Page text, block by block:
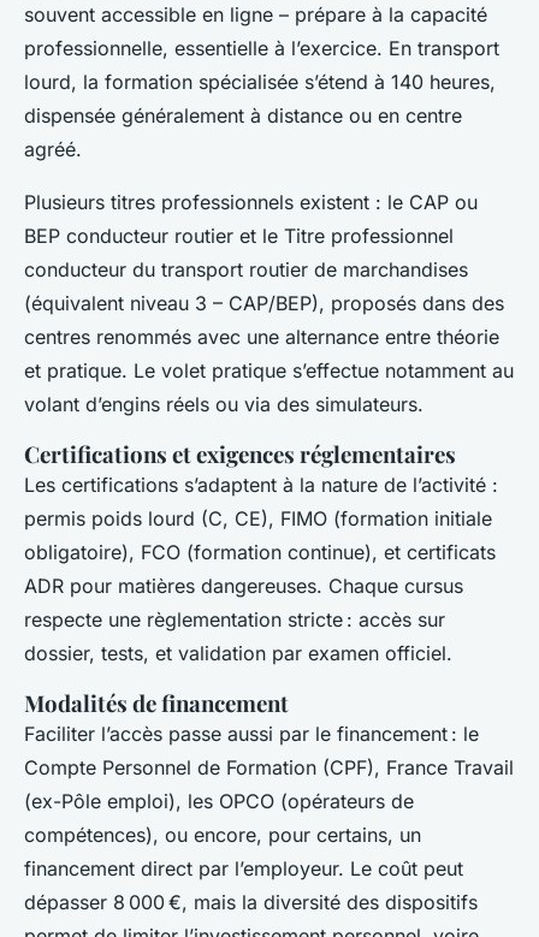
souvent accessible en ligne – prépare à la capacité
professionnelle, essentielle à l’exercice. En transport
lourd, la formation spécialisée s’étend à 140 heures,
dispensée généralement à distance ou en centre
agréé.
Plusieurs titres professionnels existent : le CAP ou
BEP conducteur routier et le Titre professionnel
conducteur du transport routier de marchandises
(équivalent niveau 3 – CAP/BEP), proposés dans des
centres renommés avec une alternance entre théorie
et pratique. Le volet pratique s’effectue notamment au
volant d’engins réels ou via des simulateurs.
Certifications et exigences réglementaires
Les certifications s’adaptent à la nature de l’activité :
permis poids lourd (C, CE), FIMO (formation initiale
obligatoire), FCO (formation continue), et certificats
ADR pour matières dangereuses. Chaque cursus
respecte une règlementation stricte : accès sur
dossier, tests, et validation par examen officiel.
Modalités de financement
Faciliter l’accès passe aussi par le financement : le
Compte Personnel de Formation (CPF), France Travail
(ex-Pôle emploi), les OPCO (opérateurs de
compétences), ou encore, pour certains, un
financement direct par l’employeur. Le coût peut
dépasser 8 000 €, mais la diversité des dispositifs